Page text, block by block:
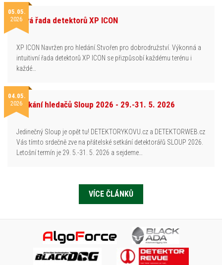
05.05.
2026Nová řada detektorů XP ICON
XP ICON Navržen pro hledání.Stvořen pro dobrodružství. Výkonná a
intuitivní řada detektorů XP ICON se přizpůsobí každému terénu i
každé…
04.05.
2026Setkání hledačů Sloup 2026 - 29.-31. 5. 2026
Jedinečný Sloup je opět tu! DETEKTORYKOVU.cz a DETEKTORWEB.cz
Vás tímto srdečně zve na přátelské setkání detektorářů SLOUP 2026.
Letošní termín je 29. 5.-31. 5. 2026 a sejdeme…
VÍCE ČLÁNKŮ